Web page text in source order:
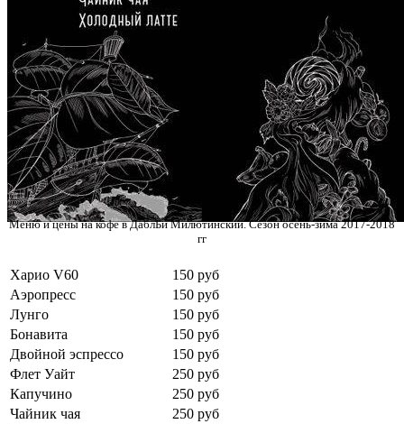
Меню и цены на кофе в ДаблБи Милютинский. Сезон осень-зима 2017-2018
гг
Харио V60
150 руб
Аэропресс
150 руб
Лунго
150 руб
Бонавита
150 руб
Двойной эспрессо
150 руб
Флет Уайт
250 руб
Капучино
250 руб
Чайник чая
250 руб